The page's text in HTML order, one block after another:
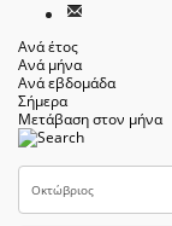
Ανά έτος
Ανά μήνα
Ανά εβδομάδα
Σήμερα
Μετάβαση στον μήνα